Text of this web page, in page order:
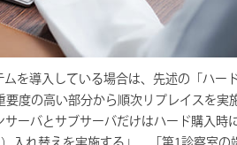
を導入している場合は、先述の「ハー
度の高い部分から順次リプレイスを実
ーバとサブサーバだけはハード購入時
れ替えを実施する」、「第1診察室の